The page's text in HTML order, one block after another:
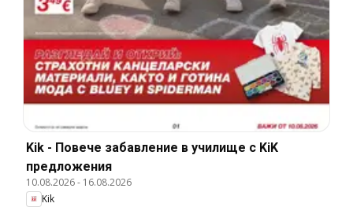
Kik - Повече забавление в училище с KiK
предложения
10.08.2026- 16.08.2026
Kik